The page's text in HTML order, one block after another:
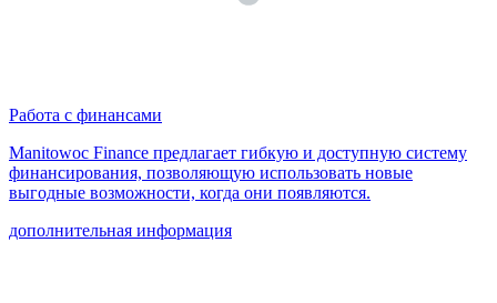
Работа с финансами
Manitowoc Finance предлагает гибкую и доступную систему
финансирования, позволяющую использовать новые
выгодные возможности, когда они появляются.
дополнительная информация